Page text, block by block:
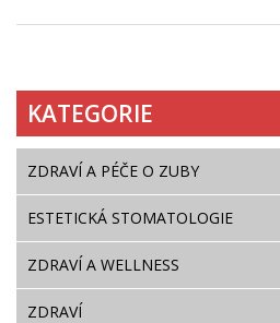
KATEGORIE
ZDRAVÍ A PÉČE O ZUBY
ESTETICKÁ STOMATOLOGIE
ZDRAVÍ A WELLNESS
ZDRAVÍ